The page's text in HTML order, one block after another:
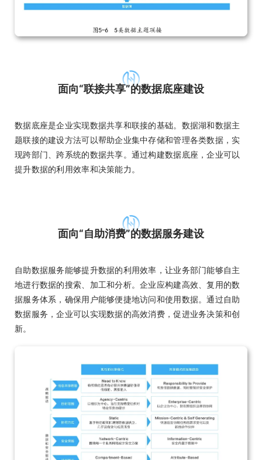
面向“联接共享”的数据底座建设
数据底座是企业实现数据共享和联接的基础。数据湖和数据主
题联接的建设方法可以帮助企业集中存储和管理各类数据，实
现跨部门、跨系统的数据共享。通过构建数据底座，企业可以
提升数据的利用效率和决策能力。
面向“自助消费”的数据服务建设
自助数据服务能够提升数据的利用效率，让业务部门能够自主
地进行数据的搜索、加工和分析。企业应构建高效、复用的数
据服务体系，确保用户能够便捷地访问和使用数据。通过自助
数据服务，企业可以实现数据的高效消费，促进业务决策和创
新。